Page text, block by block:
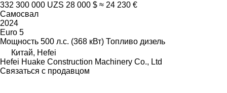
332 300 000 UZS 28 000 $ ≈ 24 230 €
Самосвал
2024
Euro 5
Мощность 500 л.с. (368 кВт) Топливо дизель
Китай, Hefei
Hefei Huake Construction Machinery Co., Ltd
Связаться с продавцом